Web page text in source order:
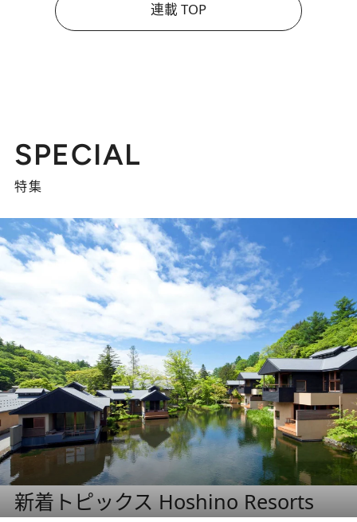
連載 TOP
SPECIAL
特集
新着トピックス Hoshino Resorts